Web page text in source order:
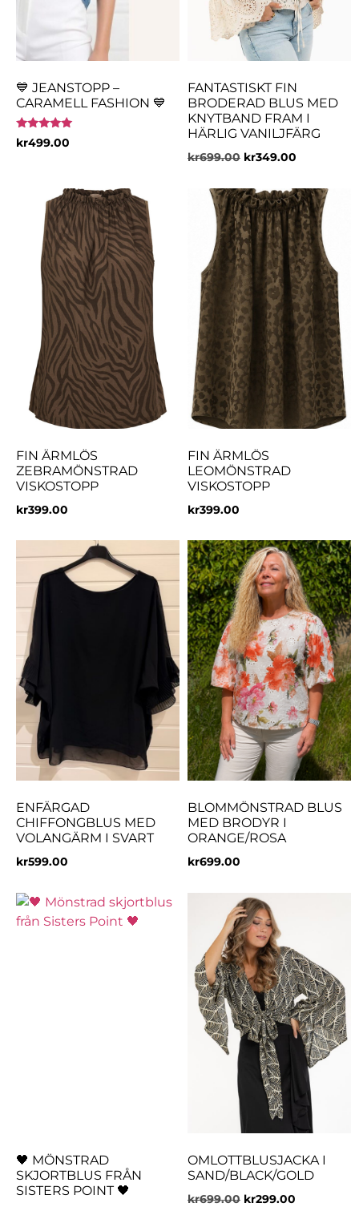
💙 JEANSTOPP –
CARAMELL FASHION 💙
Betygsatt
5.00
kr499.00
FANTASTISKT FIN
BRODERAD BLUS MED
KNYTBAND FRAM I
HÄRLIG VANILJFÄRG
kr699.00 kr349.00
FIN ÄRMLÖS
ZEBRAMÖNSTRAD
VISKOSTOPP
kr399.00
FIN ÄRMLÖS
LEOMÖNSTRAD
VISKOSTOPP
kr399.00
ENFÄRGAD
CHIFFONGBLUS MED
VOLANGÄRM I SVART
kr599.00
BLOMMÖNSTRAD BLUS
MED BRODYR I
ORANGE/ROSA
kr699.00
🖤 MÖNSTRAD
SKJORTBLUS FRÅN
SISTERS POINT 🖤
OMLOTTBLUSJACKA I
SAND/BLACK/GOLD
kr699.00 kr299.00